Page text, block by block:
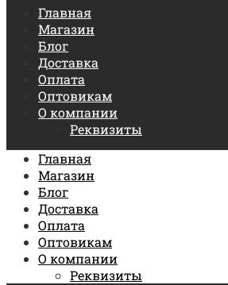
Главная
Магазин
Блог
Доставка
Оплата
Оптовикам
О компании
Реквизиты
Главная
Магазин
Блог
Доставка
Оплата
Оптовикам
О компании
Реквизиты